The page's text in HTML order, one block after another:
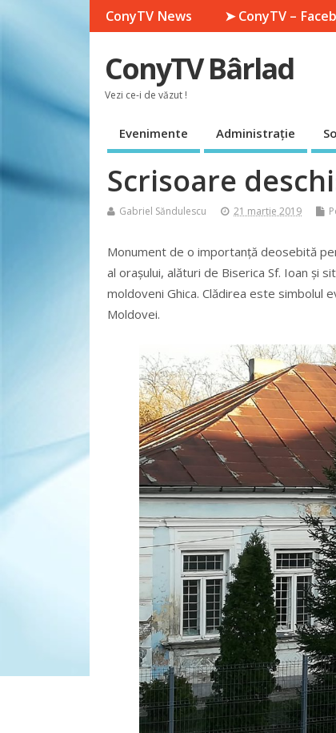
ConyTV News ➤ ConyTV –
ConyTV Bârlad
Vezi ce-i de văzut !
Evenimente Administrație
Scrisoare
Gabriel Săndulescu 21 martie 2019
Monument de o importanță deosebită
al orașului, alături de Biserica Sf. Ioan și
moldoveni Ghica. Clădirea este simbolul
Moldovei.